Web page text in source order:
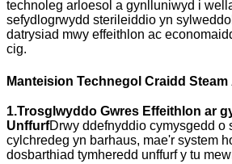
technoleg arloesol a gynlluniwyd i
sefydlogrwydd sterileiddio yn
datrysiad mwy effeithlon ac
cig.
Manteision Technegol Craidd Steam
1.Trosglwyddo Gwres Effeithlon ar
UnffurfDrwy ddefnyddio cymysgedd o
cylchredeg yn barhaus, mae'r system
dosbarthiad tymheredd unffurf y tu